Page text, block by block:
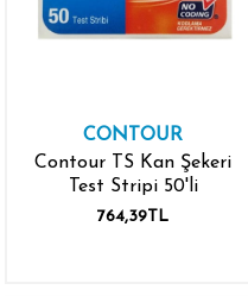
CONTOUR
Contour TS Kan Şekeri
Test Stripi 50'li
764,39TL